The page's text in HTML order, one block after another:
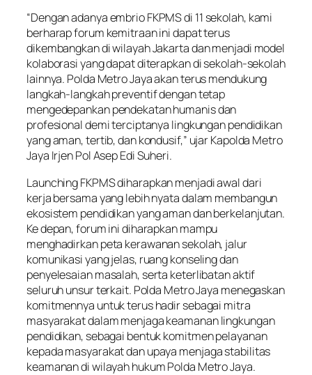
“Dengan adanya embrio FKPMS di 11 sekolah, kami
berharap forum kemitraan ini dapat terus
dikembangkan di wilayah Jakarta dan menjadi model
kolaborasi yang dapat diterapkan di sekolah-sekolah
lainnya. Polda Metro Jaya akan terus mendukung
langkah-langkah preventif dengan tetap
mengedepankan pendekatan humanis dan
profesional demi terciptanya lingkungan pendidikan
yang aman, tertib, dan kondusif,” ujar Kapolda Metro
Jaya Irjen Pol Asep Edi Suheri.
Launching FKPMS diharapkan menjadi awal dari
kerja bersama yang lebih nyata dalam membangun
ekosistem pendidikan yang aman dan berkelanjutan.
Ke depan, forum ini diharapkan mampu
menghadirkan peta kerawanan sekolah, jalur
komunikasi yang jelas, ruang konseling dan
penyelesaian masalah, serta keterlibatan aktif
seluruh unsur terkait. Polda Metro Jaya menegaskan
komitmennya untuk terus hadir sebagai mitra
masyarakat dalam menjaga keamanan lingkungan
pendidikan, sebagai bentuk komitmen pelayanan
kepada masyarakat dan upaya menjaga stabilitas
keamanan di wilayah hukum Polda Metro Jaya.